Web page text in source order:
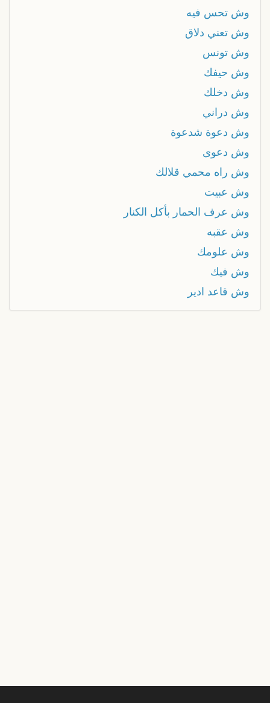
وش تحس فيه
وش تعني دلاق
وش تونس
وش حيفك
وش دخلك
وش دراني
وش دعوة شدعوة
وش دعوى
وش راه محمي قلالك
وش عبيت
وش عرف الحمار بأكل الكنار
وش عقبه
وش علومك
وش فيك
وش قاعد ادير